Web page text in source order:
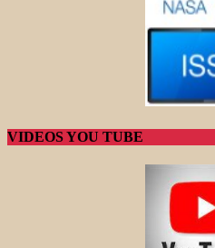
VIDEOS YOU TUBE